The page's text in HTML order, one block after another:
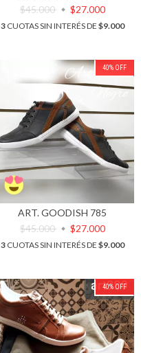
$45.000
$27.000
3CUOTAS SIN INTERÉS DE $9.000
40% OFF
ART. GOODISH 785
$45.000
$27.000
3CUOTAS SIN INTERÉS DE $9.000
40% OFF